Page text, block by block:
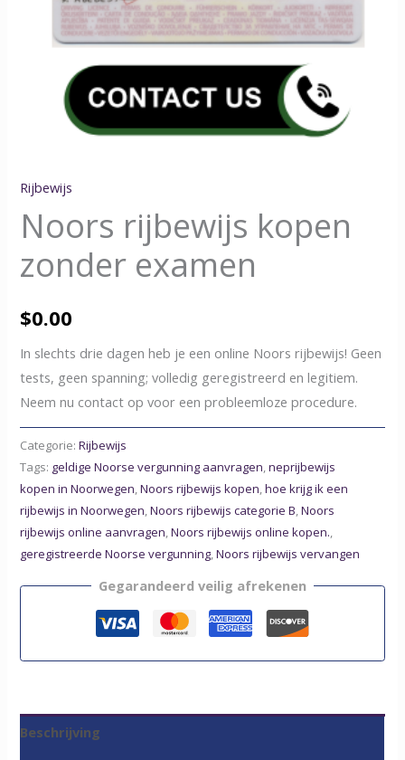
Rijbewijs
Noors rijbewijs kopen
zonder examen
$0.00
In slechts drie dagen heb je een online Noors rijbewijs! Geen
tests, geen spanning; volledig geregistreerd en legitiem.
Neem nu contact op voor een probleemloze procedure.
Categorie:Rijbewijs
Tags: geldige Noorse vergunning aanvragen,neprijbewijs
kopen in Noorwegen,Noors rijbewijs kopen,hoe krijg ik een
rijbewijs in Noorwegen,Noors rijbewijs categorie B,Noors
rijbewijs online aanvragen,Noors rijbewijs online kopen.,
geregistreerde Noorse vergunning,Noors rijbewijs vervangen
Gegarandeerd veilig afrekenen
Beschrijving